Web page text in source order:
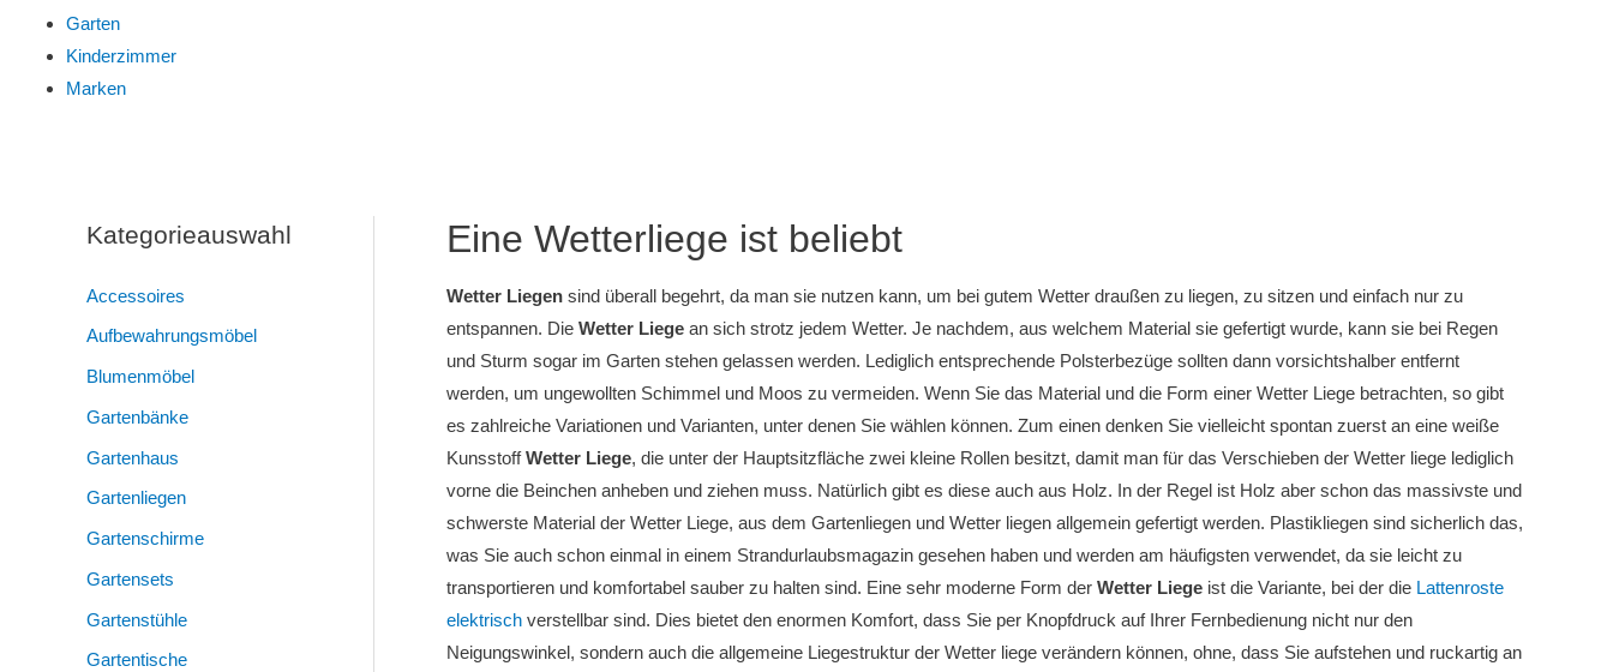
Garten
Kinderzimmer
Marken
Kategorieauswahl
Accessoires
Aufbewahrungsmöbel
Blumenmöbel
Gartenbänke
Gartenhaus
Gartenliegen
Gartenschirme
Gartensets
Gartenstühle
Gartentische
Eine Wetterliege ist beliebt
Wetter Liegen sind überall begehrt, da man sie nutzen kann, um bei gutem Wetter draußen zu liegen, zu sitzen und einfach nur zu
entspannen. Die Wetter Liege an sich strotz jedem Wetter. Je nachdem, aus welchem Material sie gefertigt wurde, kann sie bei Regen
und Sturm sogar im Garten stehen gelassen werden. Lediglich entsprechende Polsterbezüge sollten dann vorsichtshalber entfernt
werden, um ungewollten Schimmel und Moos zu vermeiden. Wenn Sie das Material und die Form einer Wetter Liege betrachten, so gibt
es zahlreiche Variationen und Varianten, unter denen Sie wählen können. Zum einen denken Sie vielleicht spontan zuerst an eine weiße
KunsstoffWetter Liege, die unter der Hauptsitzfläche zwei kleine Rollen besitzt, damit man für das Verschieben der Wetter liege lediglich
vorne die Beinchen anheben und ziehen muss. Natürlich gibt es diese auch aus Holz. In der Regel ist Holz aber schon das massivste und
schwerste Material der Wetter Liege, aus dem Gartenliegen und Wetter liegen allgemein gefertigt werden. Plastikliegen sind sicherlich das,
was Sie auch schon einmal in einem Strandurlaubsmagazin gesehen haben und werden am häufigsten verwendet, da sie leicht zu
transportieren und komfortabel sauber zu halten sind. Eine sehr moderne Form der Wetter Liege ist die Variante, bei der die Lattenroste
elektrisch verstellbar sind. Dies bietet den enormen Komfort, dass Sie per Knopfdruck auf Ihrer Fernbedienung nicht nur den
Neigungswinkel, sondern auch die allgemeine Liegestruktur der Wetter liege verändern können, ohne, dass Sie aufstehen und ruckartig an